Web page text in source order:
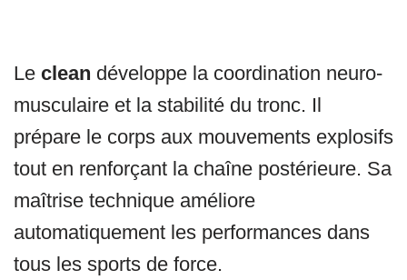
Le clean développe la coordination neuro-
musculaire et la stabilité du tronc. Il
prépare le corps aux mouvements explosifs
tout en renforçant la chaîne postérieure. Sa
maîtrise technique améliore
automatiquement les performances dans
tous les sports de force.